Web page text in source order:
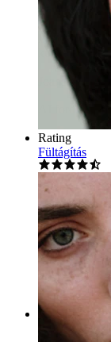
Fültágítás
Szép!
Imádtam a
különböző.
Joana
AI fordítás
Rating
Imádom a
Joana
AI fordítás
Rating